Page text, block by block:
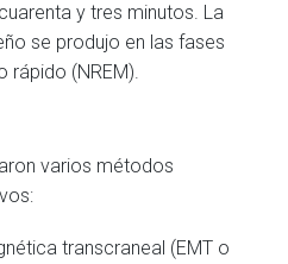
y tres minutos. La
se produjo en las fases
rápido (NREM).
varios métodos
transcraneal (EMT o